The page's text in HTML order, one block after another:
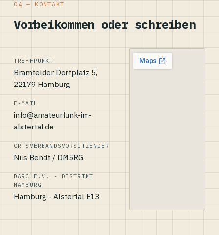
04 — KONTAKT
Vorbeikommen oder schreiben
TREFFPUNKT
Bramfelder Dorfplatz 5,
22179 Hamburg
E-MAIL
info@amateurfunk-im-
alstertal.de
ORTSVERBANDSVORSITZENDER
Nils Bendt / DM5RG
DARC E.V. - DISTRIKT
HAMBURG
Hamburg - Alstertal E13